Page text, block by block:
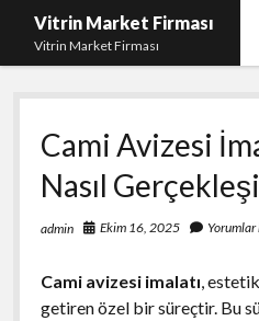
Vitrin Market Firması
Vitrin Market Firması
En İyi Tumblr Takipçi Hilesi
iPhone için Instagram Gizli
Liste
Reels Beğeni Yükleme Hilesi
Sayfa Listesi
Cami Avizesi
Nasıl
admin Ekim 16, 2025 Yorumlar
Cami avizesi imalatı,
getiren özel bir süreçtir. Bu